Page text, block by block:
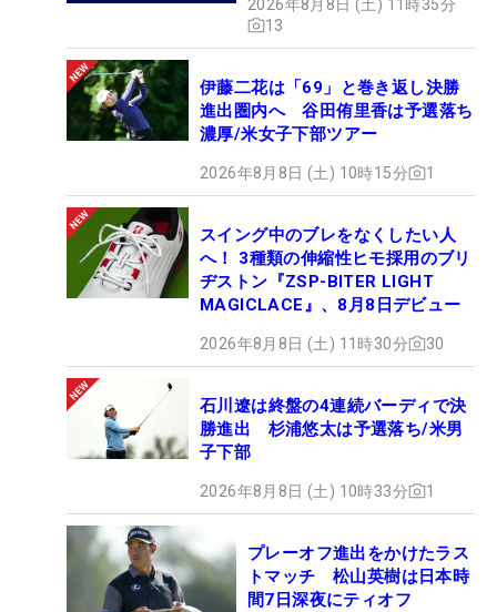
2026年8月8日 (土) 11時35分
13
伊藤二花は「69」と巻き返し決勝
進出圏内へ 谷田侑里香は予選落ち
濃厚/米女子下部ツアー
2026年8月8日 (土) 10時15分 1
スイング中のブレをなくしたい人
へ！ 3種類の伸縮性ヒモ採用のブリ
ヂストン『ZSP-BITER LIGHT
MAGICLACE』、8月8日デビュー
2026年8月8日 (土) 11時30分 30
石川遼は終盤の4連続バーディで決
勝進出 杉浦悠太は予選落ち/米男
子下部
2026年8月8日 (土) 10時33分 1
プレーオフ進出をかけたラス
トマッチ 松山英樹は日本時
間7日深夜にティオフ